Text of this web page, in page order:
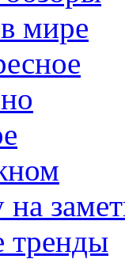
мире
тренды